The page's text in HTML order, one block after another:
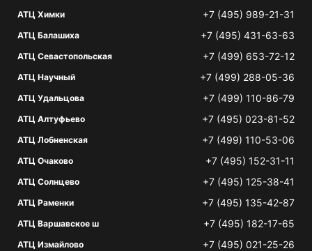
АТЦ Химки +7 (495) 989-21-31
АТЦ Балашиха +7 (495) 431-63-63
АТЦ Севастопольская +7 (499) 653-72-12
АТЦ Научный +7 (499) 288-05-36
АТЦ Удальцова +7 (499) 110-86-79
АТЦ Алтуфьево +7 (495) 023-81-52
АТЦ Лобненская +7 (499) 110-53-06
АТЦ Очаково +7 (495) 152-31-11
АТЦ Солнцево +7 (495) 125-38-41
АТЦ Раменки +7 (495) 135-42-87
АТЦ Варшавское ш +7 (495) 182-17-65
АТЦ Измайлово +7 (495) 021-25-26